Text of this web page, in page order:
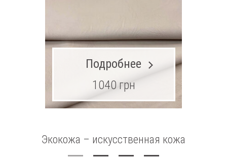
Экокожа – искусственная кожа
Подробнее
1040 грн